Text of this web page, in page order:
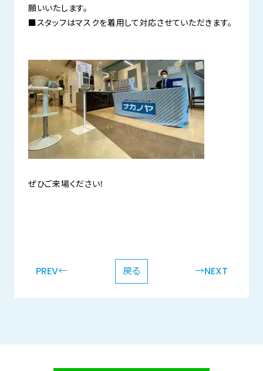
願いいたします。
■スタッフはマスクを着用して対応させていただきます。
ぜひご来場ください！
PREV← 戻る →NEXT